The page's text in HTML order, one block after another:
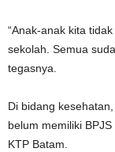
“Anak-anak kita
sekolah. Semua
tegasnya.
Di bidang
belum memiliki
KTP Batam.